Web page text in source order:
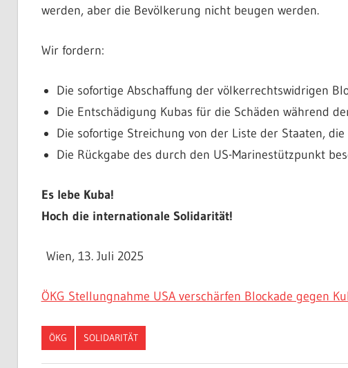
werden, aber die Bevölkerung nicht beugen werden.
Wir fordern:
Die sofortige Abschaffung der völkerrechtswidrigen
Die Entschädigung Kubas für die Schäden während
Die sofortige Streichung von der Liste der Staaten,
Die Rückgabe des durch den US-Marinestützpunkt
Es lebe Kuba!
Hoch die internationale Solidarität!
Wien, 13. Juli 2025
ÖKG Stellungnahme USA verschärfen Blockade gegen
ÖKG SOLIDARITÄT